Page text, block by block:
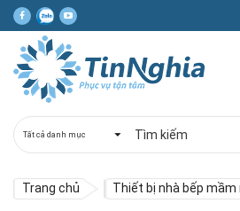
Trang chủ Thiết bị nhà bếp mầm